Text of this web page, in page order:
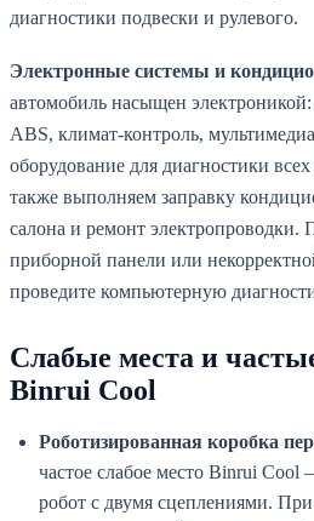
диагностики подвески и рулевого.
Электронные системы и
автомобиль насыщен
ABS, климат-контроль,
оборудование для диагностики
также выполняем заправку
салона и ремонт
приборной панели или
проведите компьютерную
Слабые места и
Binrui Cool
Роботизированная коробка
частое слабое место Binrui Cool
робот с двумя сцеплениями. При